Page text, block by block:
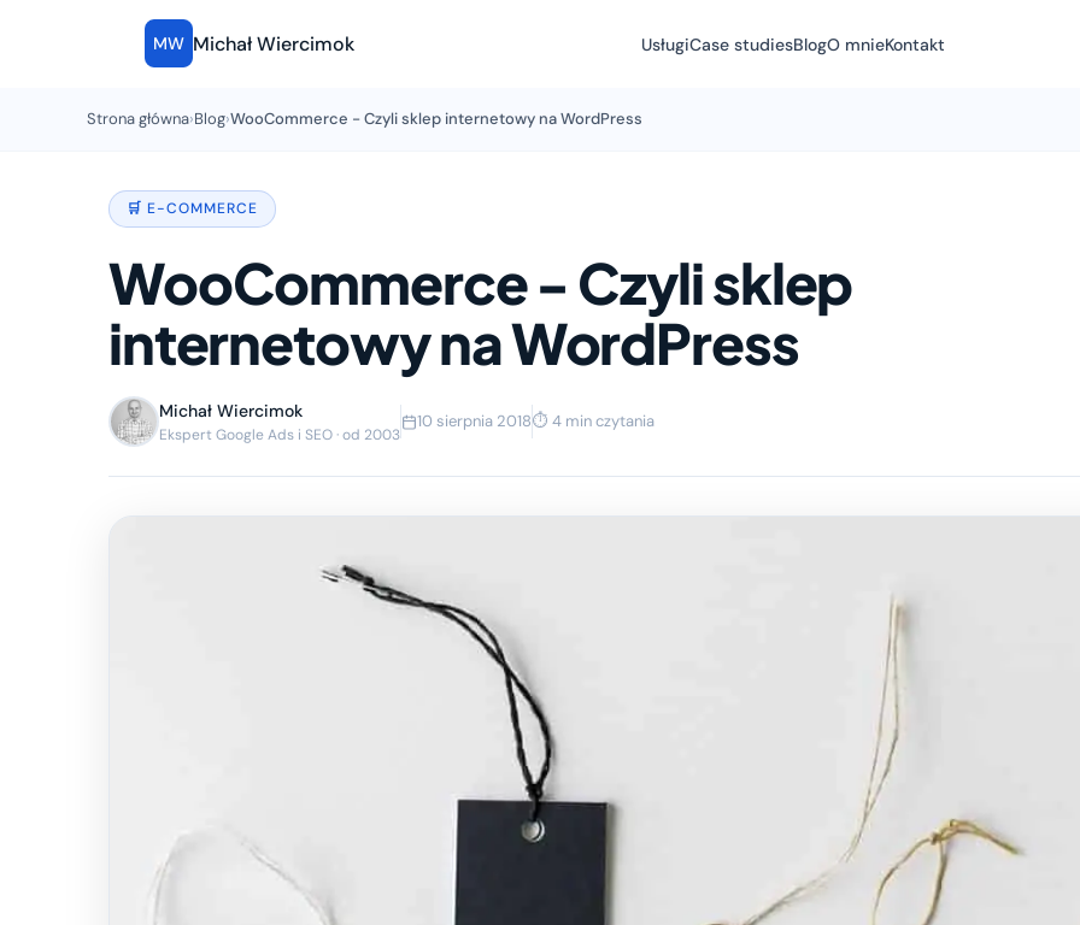
MW Michał Wiercimok UsługiCase studiesBlogO mnieKontakt
Strona główna›Blog›WooCommerce - Czyli sklep internetowy na WordPress
🛒 E-COMMERCE
WooCommerce - Czyli sklep
internetowy na WordPress
Michał Wiercimok
Ekspert Google Ads i SEO · od 2003
10 sierpnia 2018⏱ 4 min czytania